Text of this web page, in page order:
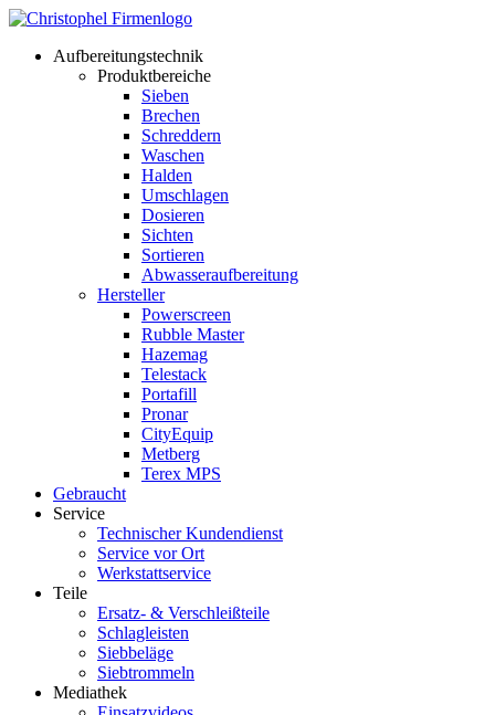
Aufbereitungstechnik
Produktbereiche
Sieben
Brechen
Schreddern
Waschen
Halden
Umschlagen
Dosieren
Sichten
Sortieren
Abwasseraufbereitung
Hersteller
Powerscreen
Rubble Master
Hazemag
Telestack
Portafill
Pronar
CityEquip
Metberg
Terex MPS
Gebraucht
Service
Technischer Kundendienst
Service vor Ort
Werkstattservice
Teile
Ersatz- & Verschleißteile
Schlagleisten
Siebbeläge
Siebtrommeln
Mediathek